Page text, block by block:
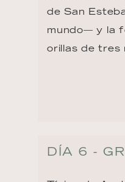
de San
mundo— y la
orillas de tres
DÍA 6 -